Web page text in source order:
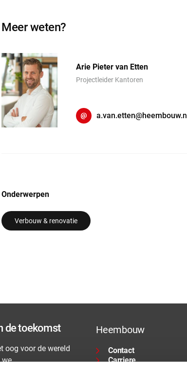
Meer weten?
Arie Pieter van Etten
Projectleider Kantoren
a.van.etten@heembouw.nl
Onderwerpen
Verbouw & renovatie
de toekomst
oog voor de wereld
we
Heembouw
Contact
Carriere